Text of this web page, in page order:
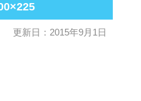
更新日：2015年9月1日